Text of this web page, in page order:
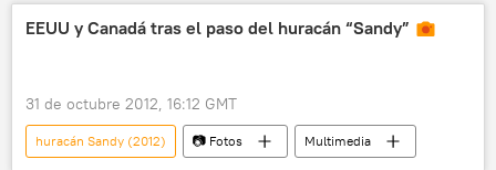
EEUU y Canadá tras el paso del huracán “Sandy”
31 de octubre 2012, 16:12 GMT
huracán Sandy (2012) 📷 Fotos Multimedia